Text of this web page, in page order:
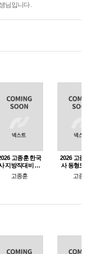
님입니다.
고종훈 한국
지방직대비 동
형모의고사
고종훈
2026 고
사 동형
시즌 2 (e-
매가
고